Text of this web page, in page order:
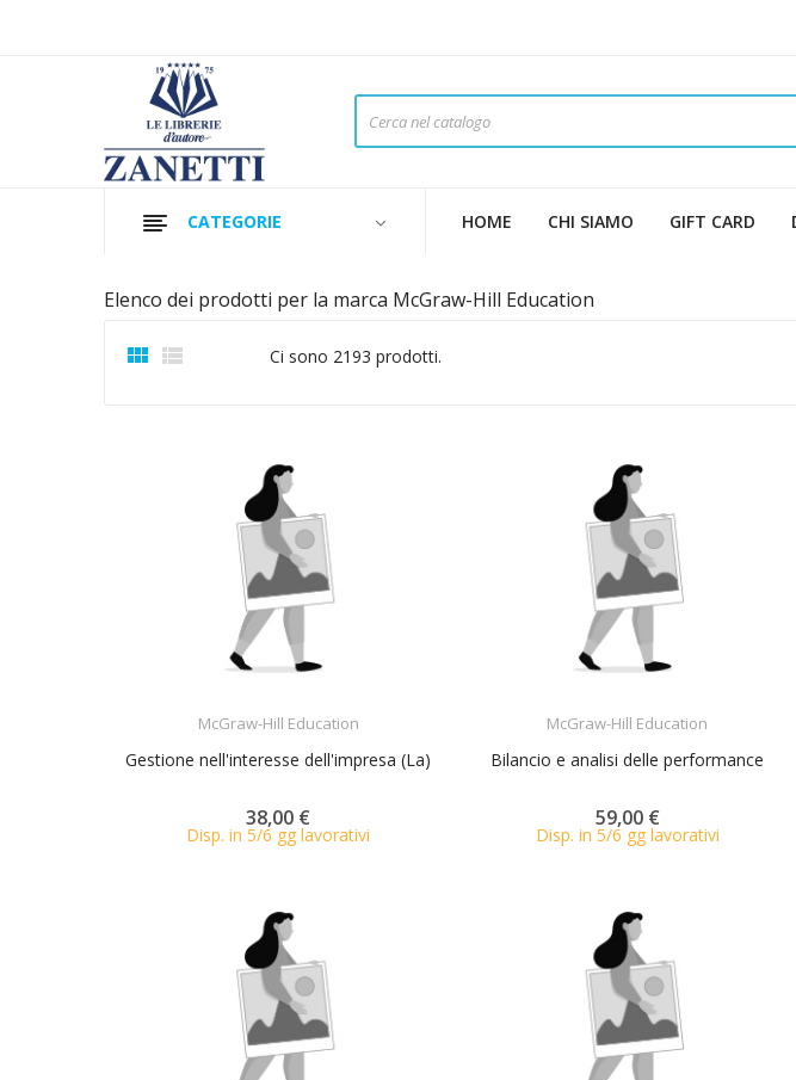
CATEGORIE HOME CHI SIAMO GIFT CARD
Elenco dei prodotti per la marca McGraw-Hill Education
  Ci sono 2193 prodotti.
McGraw-Hill Education
Gestione nell'interesse dell'impresa (La)
38,00 €
Disp. in 5/6 gg lavorativi
McGraw-Hill Education
Bilancio e analisi delle performance
59,00 €
Disp. in 5/6 gg lavorativi